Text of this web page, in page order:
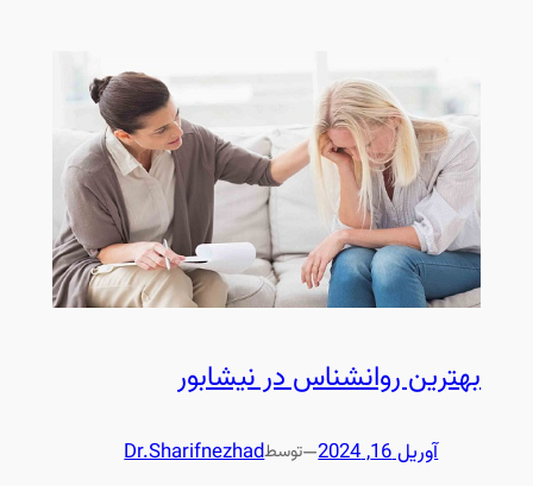
بهترین روانشناس در نیشابور
آوریل 16, 2024 —توسطDr.Sharifnezhad